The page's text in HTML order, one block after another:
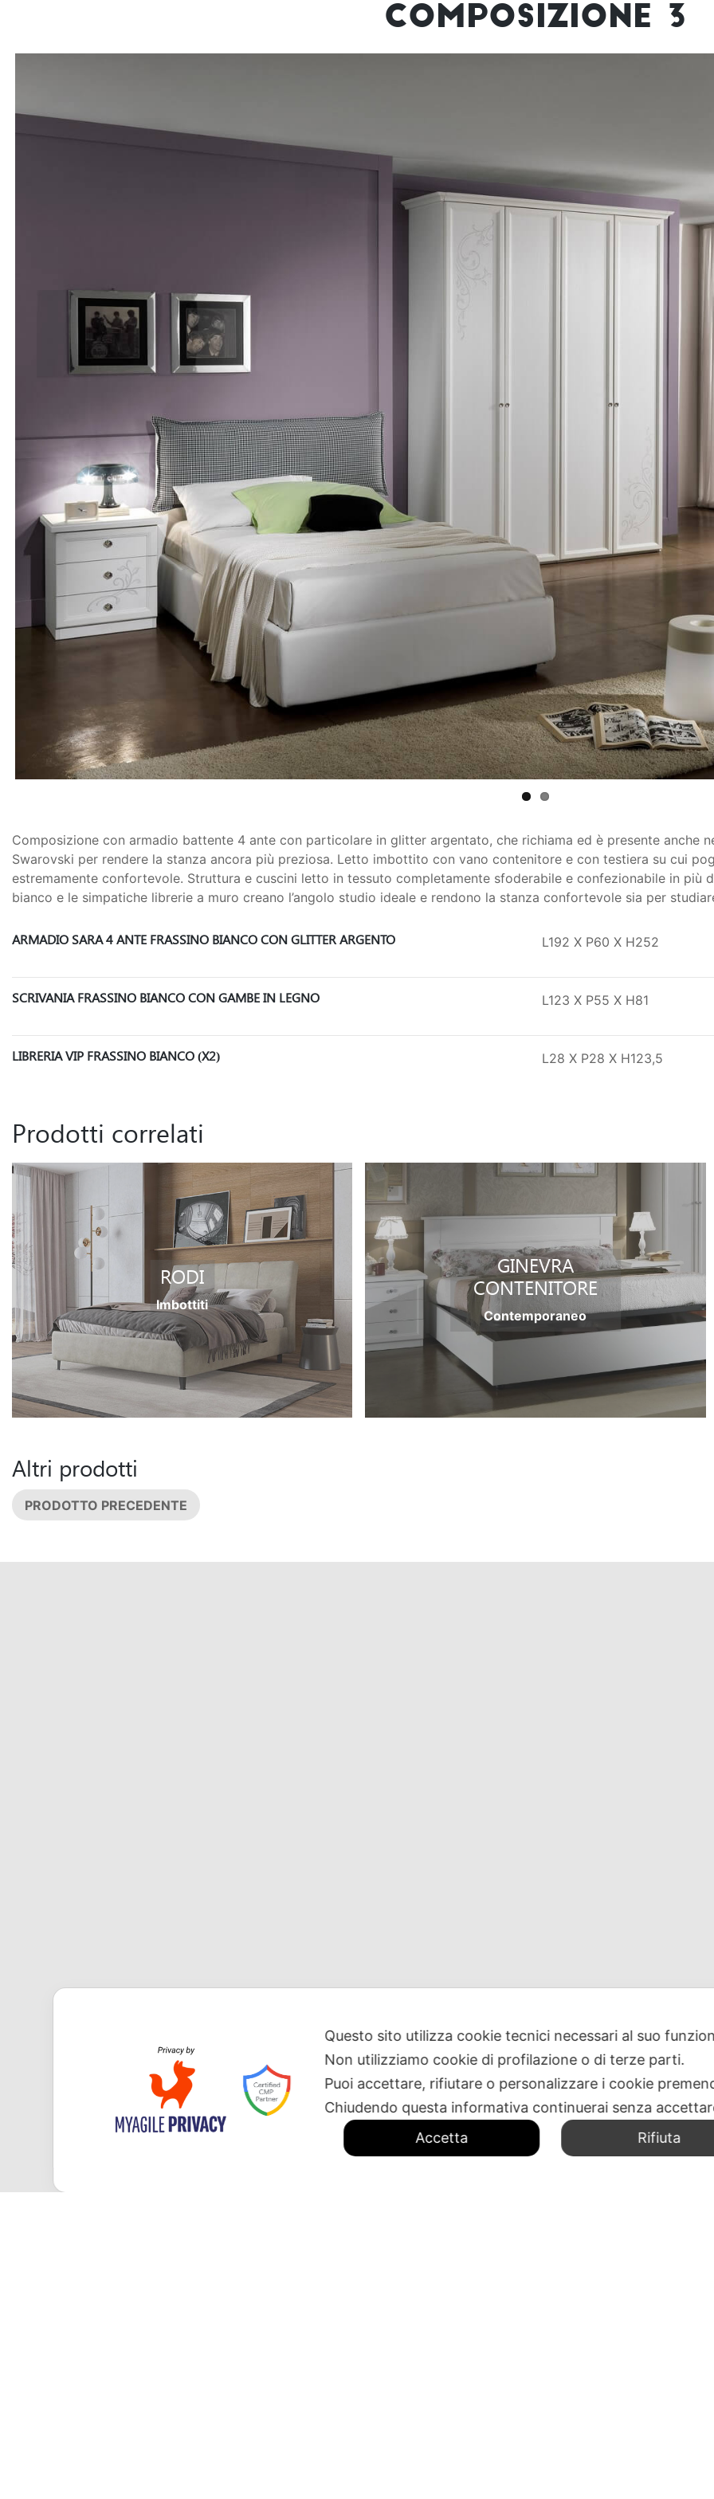
COMPOSIZIONE 3
Composizione con armadio battente 4 ante con particolare in glitter argentato, che richiama ed è presente anche
Swarovski per rendere la stanza ancora più preziosa. Letto imbottito con vano contenitore e con testiera su cui
estremamente confortevole. Struttura e cuscini letto in tessuto completamente sfoderabile e confezionabile in più
bianco e le simpatiche librerie a muro creano l’angolo studio ideale e rendono la stanza confortevole sia per
ARMADIO SARA 4 ANTE FRASSINO BIANCO CON GLITTER ARGENTO L192 X P60 X H252
SCRIVANIA FRASSINO BIANCO CON GAMBE IN LEGNO L123 X P55 X H81
LIBRERIA VIP FRASSINO BIANCO (X2) L28 X P28 X H123,5
Prodotti correlati
RODI
Imbottiti
GINEVRA
CONTENITORE
Contemporaneo
Altri prodotti
PRODOTTO PRECEDENTE
Desideri ricevere ulteriori informazioni o ricerchi
CONTATTACI
Questo sito utilizza cookie tecnici necessari al suo
Non utilizziamo cookie di profilazione o di terze parti.
Puoi accettare, rifiutare o personalizzare i cookie
Chiudendo questa informativa continuerai senza
Accetta
Rifiuta